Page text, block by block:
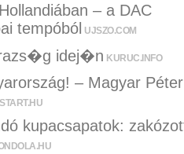
– a DAC
tempóból UJSZO.COM
idej�n KURUC.INFO
– Magyar Péter
kupacsapatok: